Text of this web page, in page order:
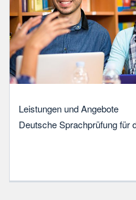
Leistungen und Angebote
Deutsche Sprachprüfung für